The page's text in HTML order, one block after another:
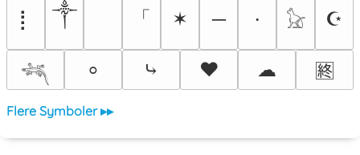
⡇ ༒ 「 ✶ ─ ⸱ 𓃠 ☪
𓆈 ⸰ ⤷ ❤ ☁ 🈡
Flere Symboler ▸▸